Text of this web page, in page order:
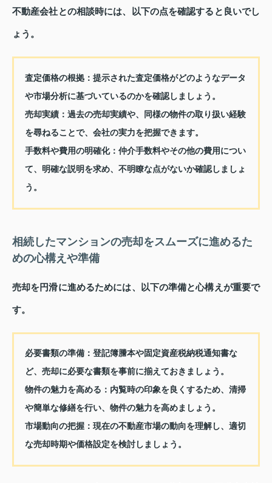
不動産会社との相談時には、以下の点を確認すると良いでし
ょう。
査定価格の根拠：提示された査定価格がどのようなデータ
や市場分析に基づいているのかを確認しましょう。
売却実績：過去の売却実績や、同様の物件の取り扱い経験
を尋ねることで、会社の実力を把握できます。
手数料や費用の明確化：仲介手数料やその他の費用につい
て、明確な説明を求め、不明瞭な点がないか確認しましょ
う。
相続したマンションの売却をスムーズに進めるた
めの心構えや準備
売却を円滑に進めるためには、以下の準備と心構えが重要で
す。
必要書類の準備：登記簿謄本や固定資産税納税通知書な
ど、売却に必要な書類を事前に揃えておきましょう。
物件の魅力を高める ：内覧時の印象を良くするため、清掃
や簡単な修繕を行い、物件の魅力を高めましょう。
市場動向の把握：現在の不動産市場の動向を理解し、適切
な売却時期や価格設定を検討しましょう。